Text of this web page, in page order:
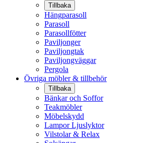
Tillbaka
Hängparasoll
Parasoll
Parasollfötter
Paviljonger
Paviljongtak
Paviljongväggar
Pergola
Övriga möbler & tillbehör
Tillbaka
Bänkar och Soffor
Teakmöbler
Möbelskydd
Lampor Ljuslyktor
Vilstolar & Relax